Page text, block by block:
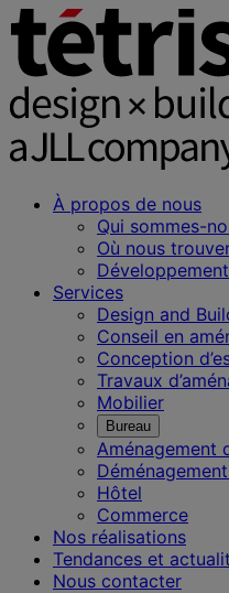
À propos de nous
Qui sommes-
Où nous
Services
Design and
Conseil en
Conception
Travaux
Mobilier
Bureau
Aménagement
Hôtel
Commerce
Nos réalisations
Tendances et
Nous contacter